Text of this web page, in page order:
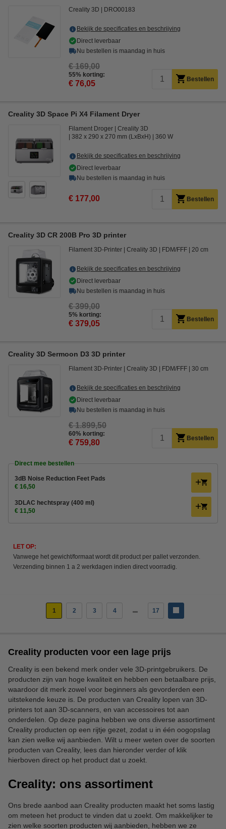
Creality 3D DRO00183
Bekijk de specificaties en beschrijving
Direct leverbaar
Nu bestellen is maandag in huis
€ 169,00
55% korting:
€ 76,05 Bestellen
Creality 3D Space Pi X4 Filament Dryer
Filament Droger
Creality 3D
382 x 290 x 270 mm (LxBxH)
360 W
Bekijk de specificaties en beschrijving
Direct leverbaar
Nu bestellen is maandag in huis
€ 177,00 Bestellen
Creality 3D CR 200B Pro 3D printer
Filament 3D-Printer Creality 3D FDM/FFF 20 cm
Bekijk de specificaties en beschrijving
Direct leverbaar
Nu bestellen is maandag in huis
€ 399,00
5% korting:
€ 379,05 Bestellen
Creality 3D Sermoon D3 3D printer
Filament 3D-Printer Creality 3D FDM/FFF 30 cm
Bekijk de specificaties en beschrijving
Direct leverbaar
Nu bestellen is maandag in huis
€ 1.899,50
60% korting:
€ 759,80 Bestellen
Direct mee bestellen
3dB Noise Reduction Feet Pads
€ 16,50
3DLAC hechtspray (400 ml)
€ 11,50
LET OP:
Vanwege het gewicht/formaat wordt dit product per pallet verzonden.
Verzending binnen 1 a 2 werkdagen indien direct voorradig.
1 2 3 4 17
Creality producten voor een lage prijs
Creality is een bekend merk onder vele 3D-printgebruikers. De
producten zijn van hoge kwaliteit en hebben een betaalbare prijs,
waardoor dit merk zowel voor beginners als gevorderden een
uitstekende keuze is. De producten van Creality lopen van 3D-
printers tot aan 3D-scanners, en van accessoires tot aan
onderdelen. Op deze pagina hebben we ons diverse assortiment
Creality producten op een rijtje gezet, zodat u in één oogopslag
kan zien welke wij aanbieden. Wilt u meer weten over de soorten
producten van Creality, lees dan hieronder verder of klik
hierboven direct op het product dat u zoekt.
Creality: ons assortiment
Ons brede aanbod aan Creality producten maakt het soms lastig
om meteen het product te vinden dat u zoekt. Om makkelijker te
zien welke soorten producten wij aanbieden, hebben we ze